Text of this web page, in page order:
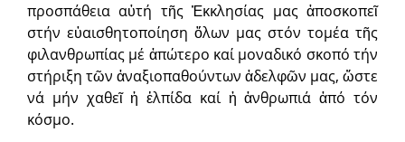
προσπάθεια αὐτή τῆς Ἐκκλησίας μας ἀποσκοπεῖ
στήν εὐαισθητοποίηση ὅλων μας στόν τομέα τῆς
φιλανθρωπίας μέ ἀπώτερο καί μοναδικό σκοπό τήν
στήριξη τῶν ἀναξιοπαθούντων ἀδελφῶν μας, ὥστε
νά μήν χαθεῖ ἡ ἐλπίδα καί ἡ ἀνθρωπιά ἀπό τόν
κόσμο.